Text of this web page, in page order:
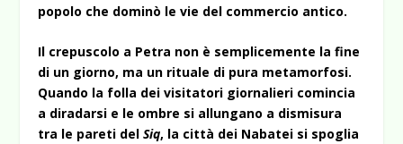
popolo che dominò le vie del commercio antico.
Il crepuscolo a Petra non è semplicemente la fine
di un giorno, ma un rituale di pura metamorfosi.
Quando la folla dei visitatori giornalieri comincia
a diradarsi e le ombre si allungano a dismisura
tra le pareti delSiq, la città dei Nabatei si spoglia